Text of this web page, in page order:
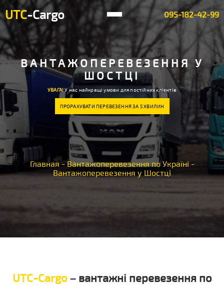
UTC-Cargo 095-182-42-99
ВАНТАЖОПЕРЕВЕЗЕННЯ У
ШОСТЦІ
УВАГА!У нас найкращі умови для постійних клієнтів
ПРОРАХУВАТИ ПЕРЕВЕЗЕННЯ ЗА 5 ХВИЛИН
Главная - Вантажоперевезення по Україні -
Вантажоперевезення у Шостці
UTC-Cargo– вантажні перевезення по